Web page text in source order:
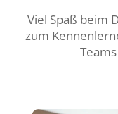
Viel Spaß beim
zum